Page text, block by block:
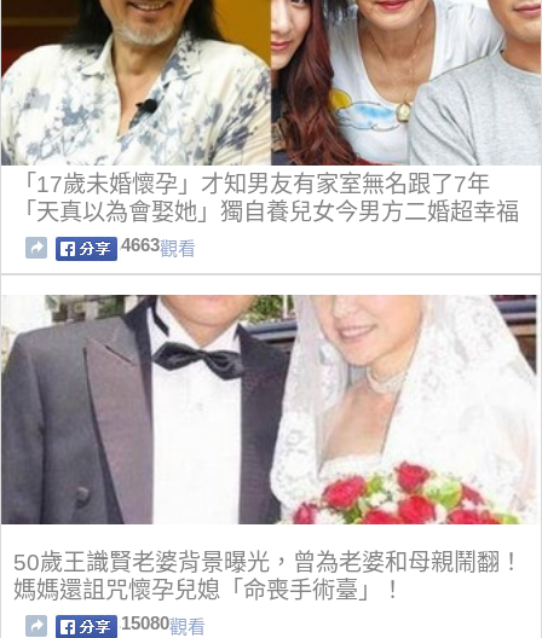
「17歲未婚懷孕」才知男友有家室無名跟了7年
「天真以為會娶她」獨自養兒女今男方二婚超幸福
4663觀看
50歲王識賢老婆背景曝光，曾為老婆和母親鬧翻！
媽媽還詛咒懷孕兒媳「命喪手術臺」！
15080觀看